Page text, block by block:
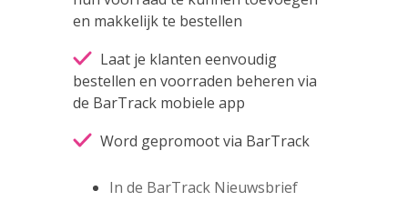
en makkelijk te bestellen
Laat je klanten eenvoudig
bestellen en voorraden beheren via
de BarTrack mobiele app
Word gepromoot via BarTrack
In de BarTrack Nieuwsbrief